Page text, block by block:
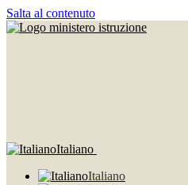
Salta al contenuto
Italiano
Italiano